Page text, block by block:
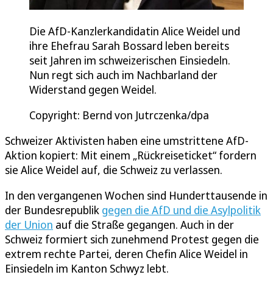
Die AfD-Kanzlerkandidatin Alice Weidel und
ihre Ehefrau Sarah Bossard leben bereits
seit Jahren im schweizerischen Einsiedeln.
Nun regt sich auch im Nachbarland der
Widerstand gegen Weidel.
Copyright: Bernd von Jutrczenka/dpa
Schweizer Aktivisten haben eine umstrittene AfD-
Aktion kopiert: Mit einem „Rückreiseticket“ fordern
sie Alice Weidel auf, die Schweiz zu verlassen.
In den vergangenen Wochen sind Hunderttausende in
der Bundesrepublik gegen die AfD und die Asylpolitik
der Union auf die Straße gegangen. Auch in der
Schweiz formiert sich zunehmend Protest gegen die
extrem rechte Partei, deren Chefin Alice Weidel in
Einsiedeln im Kanton Schwyz lebt.